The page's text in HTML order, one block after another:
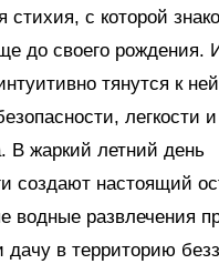
с которой
до своего рождения.
тянутся к
легкости и
В жаркий летний день
создают настоящий
водные развлечения
в территорию